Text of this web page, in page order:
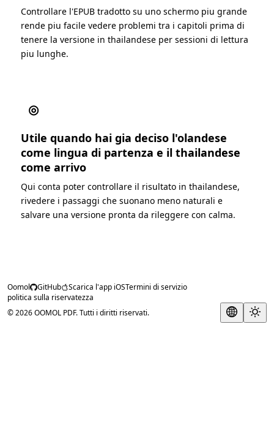
Controllare l'EPUB tradotto su uno schermo piu grande
rende piu facile vedere problemi tra i capitoli prima di
tenere la versione in thailandese per sessioni di lettura
piu lunghe.
◎
Utile quando hai gia deciso l'olandese
come lingua di partenza e il thailandese
come arrivo
Qui conta poter controllare il risultato in thailandese,
rivedere i passaggi che suonano meno naturali e
salvare una versione pronta da rileggere con calma.
Oomol GitHub Scarica l'app iOSTermini di servizio
politica sulla riservatezza
© 2026 OOMOL PDF. Tutti i diritti riservati.